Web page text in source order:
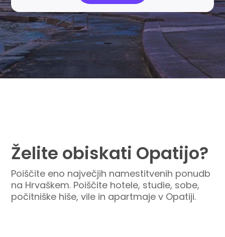
Želite obiskati Opatijo?
Poiščite eno največjih namestitvenih ponudb
na Hrvaškem. Poiščite hotele, studie, sobe,
počitniške hiše, vile in apartmaje v Opatiji.